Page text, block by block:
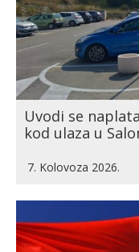
Uvodi se
kod ulaza u
7. Kolovoza 2026.